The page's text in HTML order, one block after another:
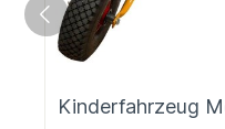
Kinderfahrzeug